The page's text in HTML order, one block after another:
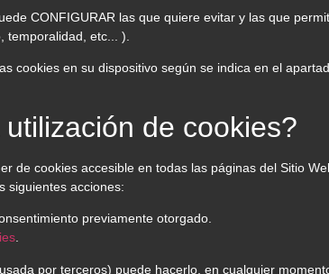
CONFIGURAR las que quiere evitar y las que
temporalidad, etc... ).
cookies en su dispositivo según se indica en el
de cookies?
de cookies accesible en todas las páginas del Sitio
siguientes acciones:
previamente otorgado.
.
por terceros) puede hacerlo, en cualquier